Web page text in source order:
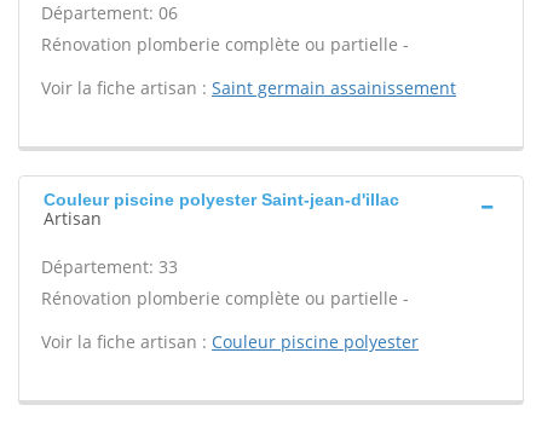
Département: 06
Rénovation plomberie complète ou partielle -
Voir la fiche artisan : Saint germain assainissement
Couleur piscine polyester Saint-jean-d'illac
Artisan
Département: 33
Rénovation plomberie complète ou partielle -
Voir la fiche artisan : Couleur piscine polyester